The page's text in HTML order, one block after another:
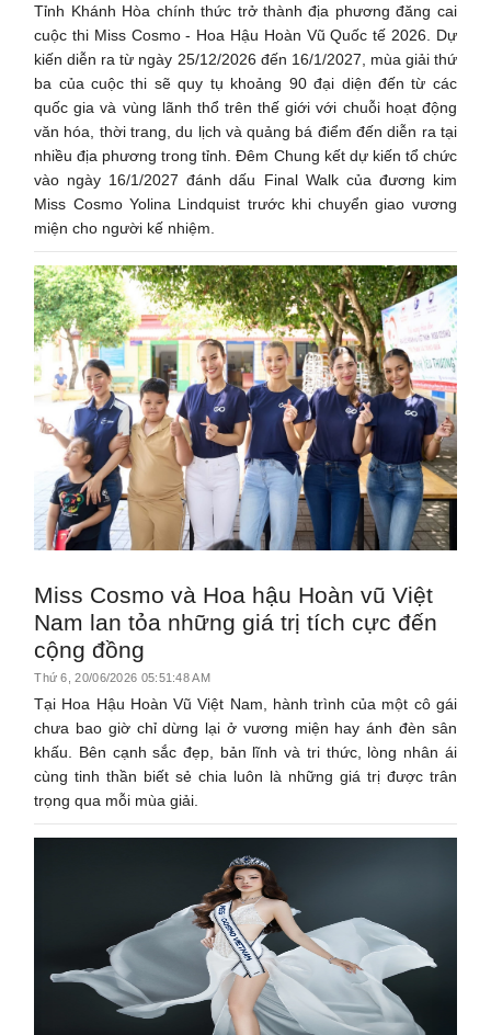
Tỉnh Khánh Hòa chính thức trở thành địa phương đăng cai
cuộc thi Miss Cosmo - Hoa Hậu Hoàn Vũ Quốc tế 2026. Dự
kiến diễn ra từ ngày 25/12/2026 đến 16/1/2027, mùa giải thứ
ba của cuộc thi sẽ quy tụ khoảng 90 đại diện đến từ các
quốc gia và vùng lãnh thổ trên thế giới với chuỗi hoạt động
văn hóa, thời trang, du lịch và quảng bá điểm đến diễn ra tại
nhiều địa phương trong tỉnh. Đêm Chung kết dự kiến tổ chức
vào ngày 16/1/2027 đánh dấu Final Walk của đương kim
Miss Cosmo Yolina Lindquist trước khi chuyển giao vương
miện cho người kế nhiệm.
Miss Cosmo và Hoa hậu Hoàn vũ Việt
Nam lan tỏa những giá trị tích cực đến
cộng đồng
Thứ 6, 20/06/2026 05:51:48 AM
Tại Hoa Hậu Hoàn Vũ Việt Nam, hành trình của một cô gái
chưa bao giờ chỉ dừng lại ở vương miện hay ánh đèn sân
khấu. Bên cạnh sắc đẹp, bản lĩnh và tri thức, lòng nhân ái
cùng tinh thần biết sẻ chia luôn là những giá trị được trân
trọng qua mỗi mùa giải.